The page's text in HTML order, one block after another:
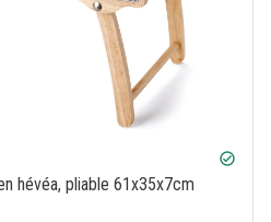
check_circle
hévéa, pliable 61x35x7cm